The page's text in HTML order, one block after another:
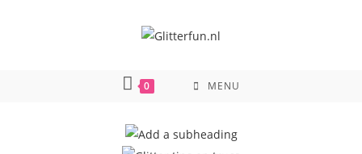
0 MENU